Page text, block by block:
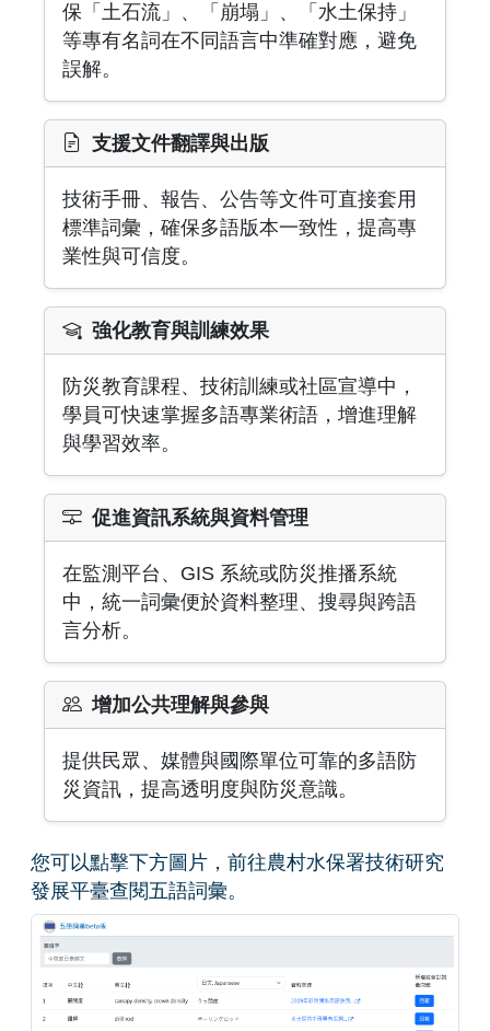
保「土石流」、「崩塌」、「水土保持」
等專有名詞在不同語言中準確對應，避免
誤解。
支援文件翻譯與出版
技術手冊、報告、公告等文件可直接套用
標準詞彙，確保多語版本一致性，提高專
業性與可信度。
強化教育與訓練效果
防災教育課程、技術訓練或社區宣導中，
學員可快速掌握多語專業術語，增進理解
與學習效率。
促進資訊系統與資料管理
在監測平台、GIS 系統或防災推播系統
中，統一詞彙便於資料整理、搜尋與跨語
言分析。
增加公共理解與參與
提供民眾、媒體與國際單位可靠的多語防
災資訊，提高透明度與防災意識。
您可以點擊下方圖片，前往農村水保署技術研究
發展平臺查閱五語詞彙。